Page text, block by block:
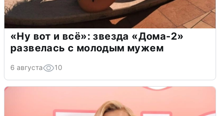
«Ну вот и всё»: звезда «Дома-2»
развелась с молодым мужем
6 августа 10